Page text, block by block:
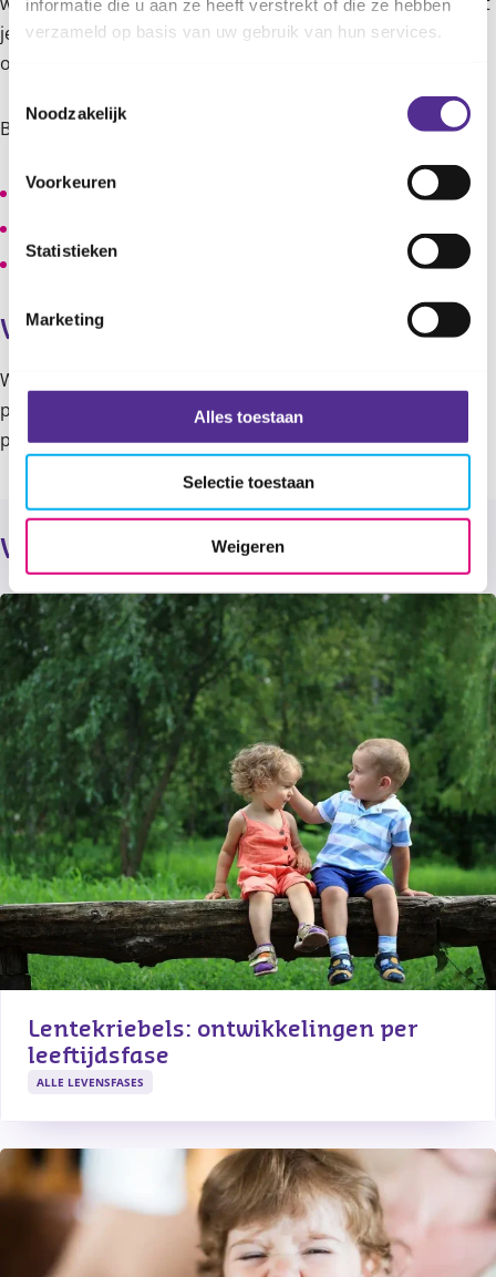
informatie die u aan ze heeft verstrekt of die ze hebben
verzameld op basis van uw gebruik van hun services.
Noodzakelijk
Voorkeuren
Statistieken
Marketing
Alles toestaan
Selectie toestaan
Weigeren
je kind. Door deze samen te lezen, weet je kind dat dit een
onderwerp is dat hij met jou kan bespreken.’
Boekentips van Célia:
Kikker is verliefd, Max Velthuijs
Van top tot teen met Fien en Milo, Pauline Oud
Saar en Jop praten over seksualiteit, Arjet Borger
Vragen of meer informatie?
Wil je meer tips over seksuele ontwikkeling of wil je
persoonlijk advies? Neem dancontact
professionals denken graag met je mee!
Verder lezen
Lentekriebels: ontwikkelingen per
leeftijdsfase
ALLE LEVENSFASES